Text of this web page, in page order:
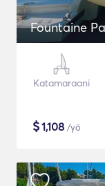
Fountaine
Katamaraani
$1,108 /yö